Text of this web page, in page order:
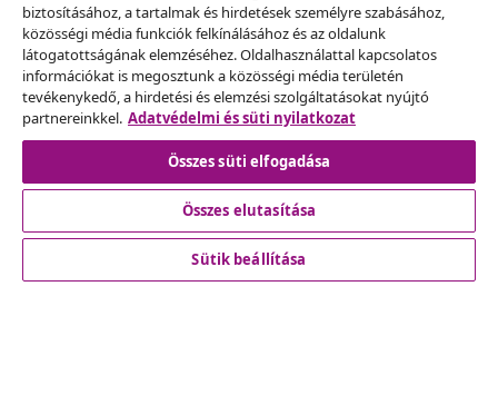
Szerződéstől való elállás
Küldj be egy rendelés lemondására vonatkozó
kérelmet.
Szerződéstől való elállás
Ügyfélszolgálat
biztosításához, a tartalmak és hirdetések személyre szabásához,
közösségi média funkciók felkínálásához és az oldalunk
látogatottságának elemzéséhez. Oldalhasználattal kapcsolatos
információkat is megosztunk a közösségi média területén
tevékenykedő, a hirdetési és elemzési szolgáltatásokat nyújtó
partnereinkkel. Adatvédelmi és süti nyilatkozat
Összes süti elfogadása
Összes elutasítása
Sütik beállítása